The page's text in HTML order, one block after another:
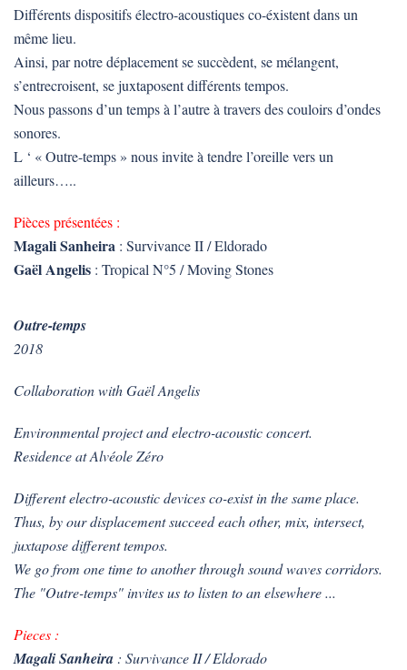
Différents dispositifs électro-acoustiques co-éxistent dans un
même lieu.
Ainsi, par notre déplacement se succèdent, se mélangent,
s’entrecroisent, se juxtaposent différents tempos.
Nous passons d’un temps à l’autre à travers des couloirs d’ondes
sonores.
L ‘ « Outre-temps » nous invite à tendre l’oreille vers un
ailleurs…..
Pièces présentées :
Magali Sanheira : Survivance II / Eldorado
Gaël Angelis : Tropical N°5 / Moving Stones
Outre-temps
2018
Collaboration with Gaël Angelis
Environmental project and electro-acoustic concert.
Residence at Alvéole Zéro
Different electro-acoustic devices co-exist in the same place.
Thus, by our displacement succeed each other, mix, intersect,
juxtapose different tempos.
We go from one time to another through sound waves corridors.
The "Outre-temps" invites us to listen to an elsewhere ...
Pieces :
Magali Sanheira : Survivance II / Eldorado